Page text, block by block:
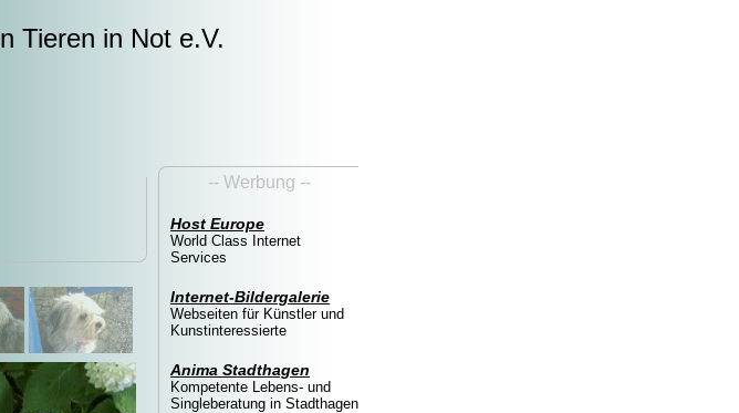
Tieren in Not e.V.
-- Werbung --
Host Europe
World Class Internet
Services
Internet-Bildergalerie
Webseiten für Künstler und
Kunstinteressierte
Anima Stadthagen
Kompetente Lebens- und
Singleberatung in Stadthagen